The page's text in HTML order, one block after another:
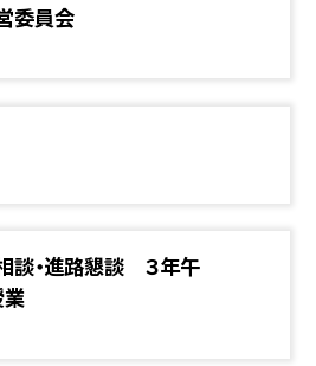
委員会
・進路懇談 ３年午